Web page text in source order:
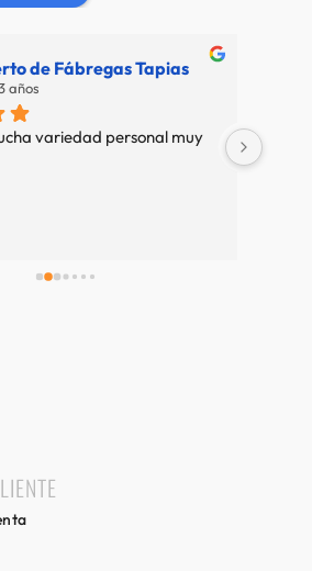
de Fábregas Tapias
años
variedad personal muy